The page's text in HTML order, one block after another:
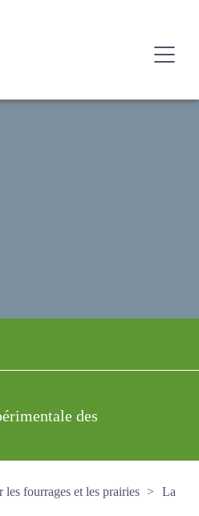
des
sur les fourrages et les prairies